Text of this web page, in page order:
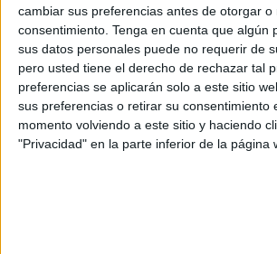
cambiar sus preferencias antes de otorgar o
consentimiento. Tenga en cuenta que algún
sus datos personales puede no requerir de
pero usted tiene el derecho de rechazar tal
preferencias se aplicarán solo a este sitio
sus preferencias o retirar su consentimiento
momento volviendo a este sitio y haciendo
"Privacidad" en la parte inferior de la página
SEGUIR LEYENDO
Buscar